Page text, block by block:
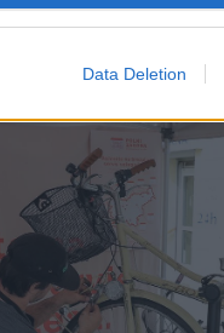
Data Deletion